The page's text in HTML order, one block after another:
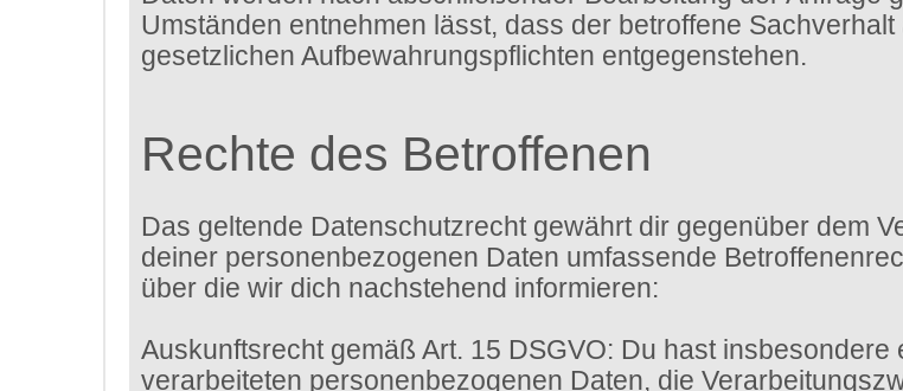
Umständen entnehmen lässt, dass der betroffene
gesetzlichen Aufbewahrungspflichten entgegenstehen.
Rechte des Betroffenen
Das geltende Datenschutzrecht gewährt dir gegenüber dem
deiner personenbezogenen Daten umfassende
über die wir dich nachstehend informieren:
Auskunftsrecht gemäß Art. 15 DSGVO: Du hast
verarbeiteten personenbezogenen Daten, die